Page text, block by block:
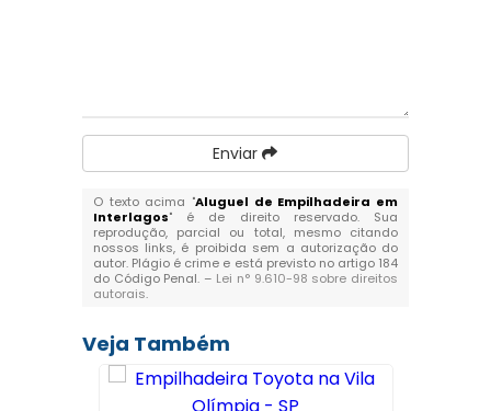
Enviar
O texto acima "Aluguel de Empilhadeira em
Interlagos" é de direito reservado. Sua
reprodução, parcial ou total, mesmo citando
nossos links, é proibida sem a autorização do
autor. Plágio é crime e está previsto no artigo 184
do Código Penal. – Lei n° 9.610-98 sobre direitos
autorais.
Veja Também